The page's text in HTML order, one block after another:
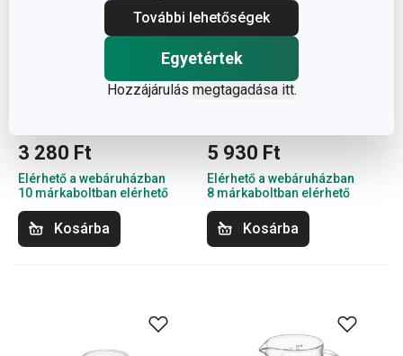
További lehetőségek
Egyetértek
Hozzájárulás megtagadása itt.
DELÍCIA mérőedény
3 280 Ft
Elérhető a webáruházban
10 márkaboltban elérhető
Kosárba
DELÍCIA keverő- és
5 930 Ft
Elérhető a webáruházban
8 márkaboltban elérhető
Kosárba